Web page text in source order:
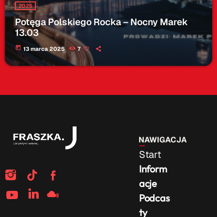
2025
Potęga Polskiego Rocka – Nocny Marek
13.03
today 13 marca 2025 7
Start
Inform
acje
Podcas
ty
NAWIGACJA